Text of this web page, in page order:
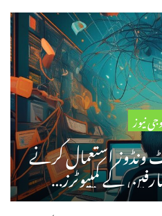
نیوز
ونڈوز استعمال کرنے
کے کمپیوٹرز…